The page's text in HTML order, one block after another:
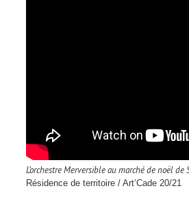
L’orchestre Merversible au marché de noël de
Résidence de territoire / Art’Cade 20/21